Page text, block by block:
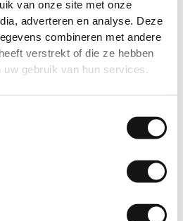
van onze site met onze
adverteren en analyse. Deze
combineren met andere
verstrekt of die ze hebben
gebruik van hun services.